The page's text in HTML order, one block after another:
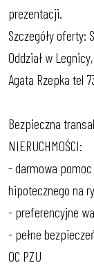
prezentacji.
Szczegóły oferty:
Oddział w
Agata Rzepka tel
Bezpieczna
NIERUCHMOŚCI:
- darmowa
hipotecznego na
- preferencyjne
- pełne
OC PZU